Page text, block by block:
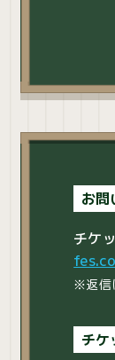
お問
チケ
※返信
チケ